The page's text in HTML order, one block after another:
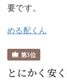
要です。
める配くん
とにかく安